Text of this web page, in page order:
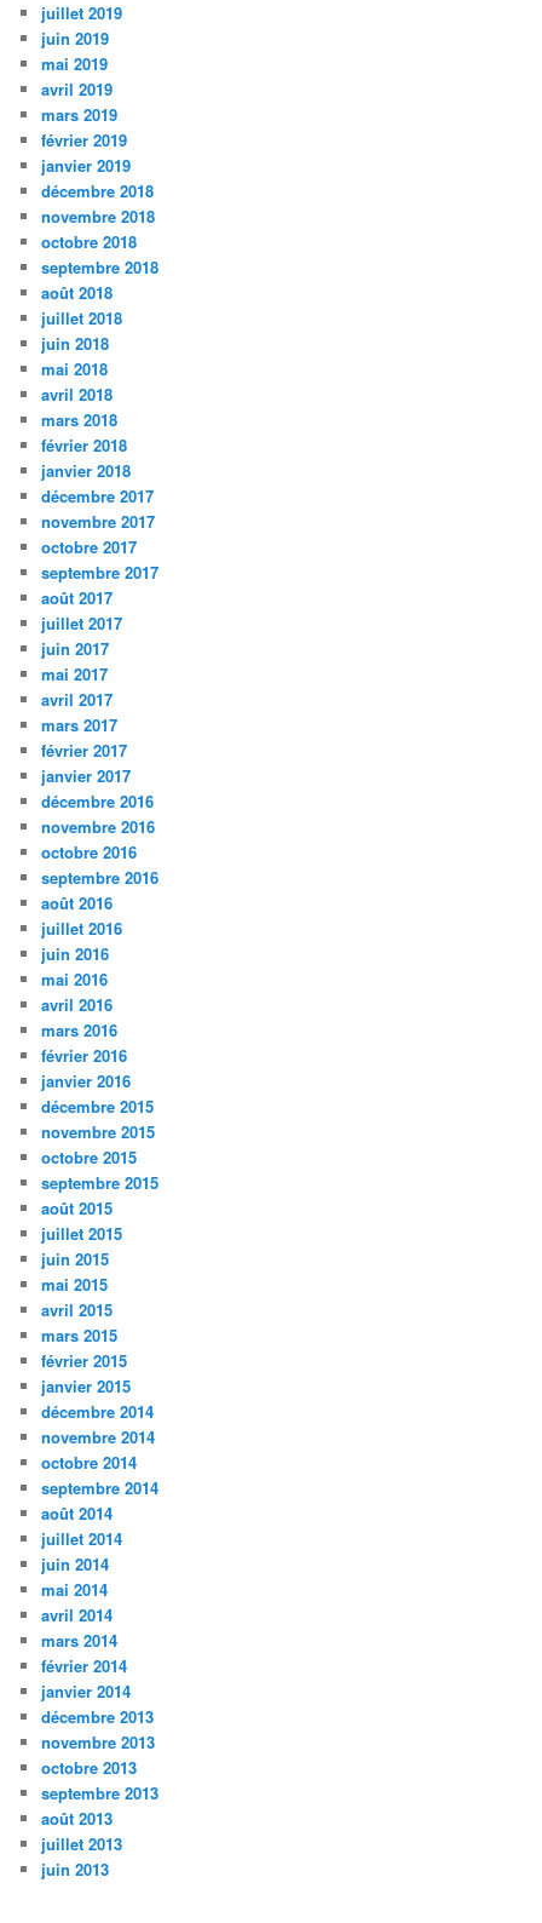
juillet 2019
juin 2019
mai 2019
avril 2019
mars 2019
février 2019
janvier 2019
décembre 2018
novembre 2018
octobre 2018
septembre 2018
août 2018
juillet 2018
juin 2018
mai 2018
avril 2018
mars 2018
février 2018
janvier 2018
décembre 2017
novembre 2017
octobre 2017
septembre 2017
août 2017
juillet 2017
juin 2017
mai 2017
avril 2017
mars 2017
février 2017
janvier 2017
décembre 2016
novembre 2016
octobre 2016
septembre 2016
août 2016
juillet 2016
juin 2016
mai 2016
avril 2016
mars 2016
février 2016
janvier 2016
décembre 2015
novembre 2015
octobre 2015
septembre 2015
août 2015
juillet 2015
juin 2015
mai 2015
avril 2015
mars 2015
février 2015
janvier 2015
décembre 2014
novembre 2014
octobre 2014
septembre 2014
août 2014
juillet 2014
juin 2014
mai 2014
avril 2014
mars 2014
février 2014
janvier 2014
décembre 2013
novembre 2013
octobre 2013
septembre 2013
août 2013
juillet 2013
juin 2013